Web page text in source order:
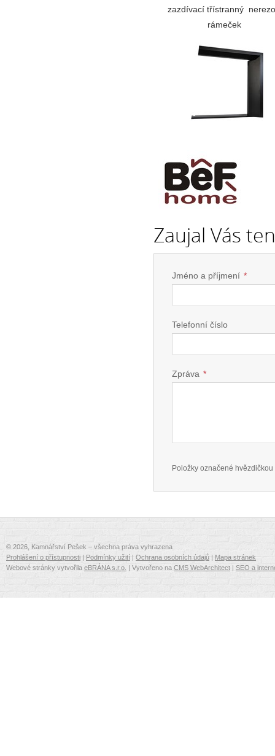
zazdívací třístranný
rámeček
Zaujal Vás
Jméno a příjmení *
Telefonní číslo
Zpráva *
Položky označené hvězdičkou
© 2026, Kamnářství Pešek – všechna práva vyhrazena
Prohlášení o přístupnosti
Podmínky užití Ochrana osobních údajů
Mapa stránek
Webové stránky vytvořila eBRÁNA s.r.o. | Vytvořeno na CMS WebArchitect SEO a